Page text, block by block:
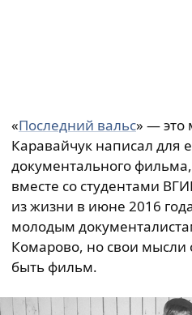
«Последний вальс» — это
Каравайчук написал для
документального
вместе со студентами
из жизни в июне 2016
молодым
Комарово, но свои мысли
быть фильм.